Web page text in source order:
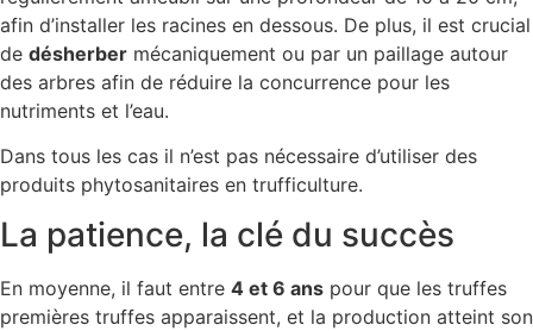
afin d’installer les racines en dessous. De plus, il est crucial
de désherber mécaniquement ou par un paillage autour
des arbres afin de réduire la concurrence pour les
nutriments et l’eau.
Dans tous les cas il n’est pas nécessaire d’utiliser des
produits phytosanitaires en trufficulture.
La patience, la clé du succès
En moyenne, il faut entre 4 et 6 ans pour que les truffes
premières truffes apparaissent, et la production atteint son